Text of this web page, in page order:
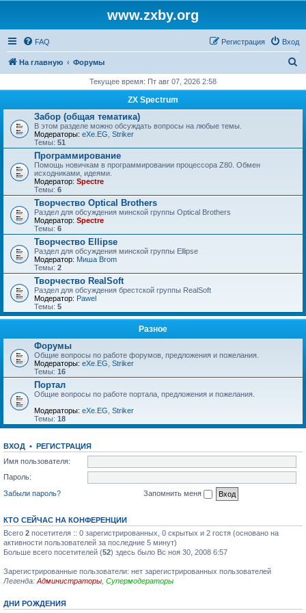
www.zxby.org
FAQ Вход
Регистрация
На главную Форумы
с
Текущее время: Пт авг 07, 2026 2:58
ZX Spectrum
Забор (общая тематика)
В этом разделе можно обсуждать вопросы на любые темы.
Модераторы: eXe.EG Striker
Темы: 51
Программирование
Помощь новичкам в программировании процессора Z80. Обмен
исходниками, идеями.
Модератор: Spectre
Темы: 6
Творчество Optical Brothers
Раздел для обсуждения минской группы Optical Brothers
Модератор: Spectre
Темы: 6
Творчество Ellipse
Раздел для обсуждения минской группы Ellipse
Модератор: Миша Brom
Темы: 2
Творчество RealSoft
Раздел для обсуждения брестской группы RealSoft
Модератор: Pawel
Темы: 5
Разное
Форумы
Общие вопросы по работе форумов, предложения и пожелания.
Модераторы: eXe.EG Striker
Темы: 16
Портал
Общие вопросы по работе портала, предложения и пожелания.
Модераторы: eXe.EG Striker
Темы: 18
ВХОД • РЕГИСТРАЦИЯ
Имя пользователя:
Пароль:
Забыли пароль?
Запомнить меня
КТО СЕЙЧАС НА КОНФЕРЕНЦИИ
Всего 2 посетителя :: 0 зарегистрированных, 0 скрытых и 2 гостя (основано на
активности пользователей за последние 5 минут)
Больше всего посетителей (52) здесь было Вс ноя 30, 2008 6:57
Зарегистрированные пользователи: нет зарегистрированных пользователей
Легенда: Администраторы Супермодераторы
ДНИ РОЖДЕНИЯ